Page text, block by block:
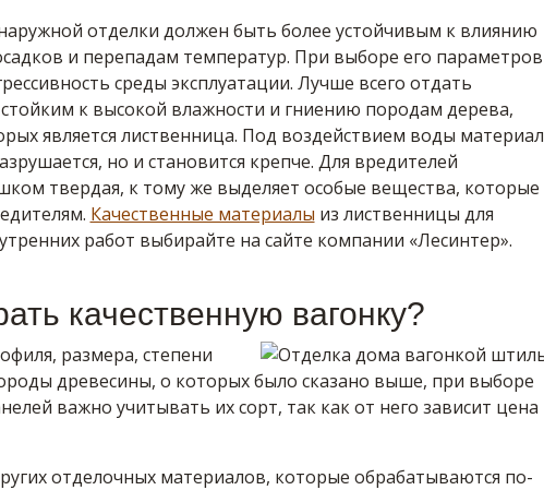
отделки должен быть более устойчивым к влиянию
и перепадам температур. При выборе его параметров
среды эксплуатации. Лучше всего отдать
к высокой влажности и гниению породам дерева,
является лиственница. Под воздействием воды материал
но и становится крепче. Для вредителей
твердая, к тому же выделяет особые вещества, которые
Качественные материалы из лиственницы для
работ выбирайте на сайте компании «Лесинтер».
качественную вагонку?
размера, степени
древесины, о которых было сказано выше, при выборе
важно учитывать их сорт, так как от него зависит цена
отделочных материалов, которые обрабатываются по-